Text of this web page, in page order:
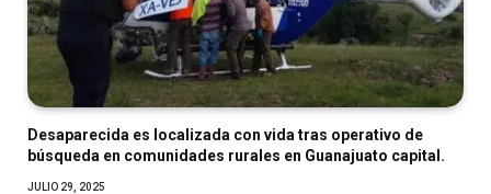
Desaparecida es localizada con vida tras operativo de
búsqueda en comunidades rurales en Guanajuato capital.
JULIO 29, 2025